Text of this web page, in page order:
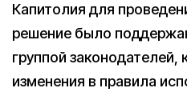
Капитолия для
решение было
группой законодателей,
изменения в правила